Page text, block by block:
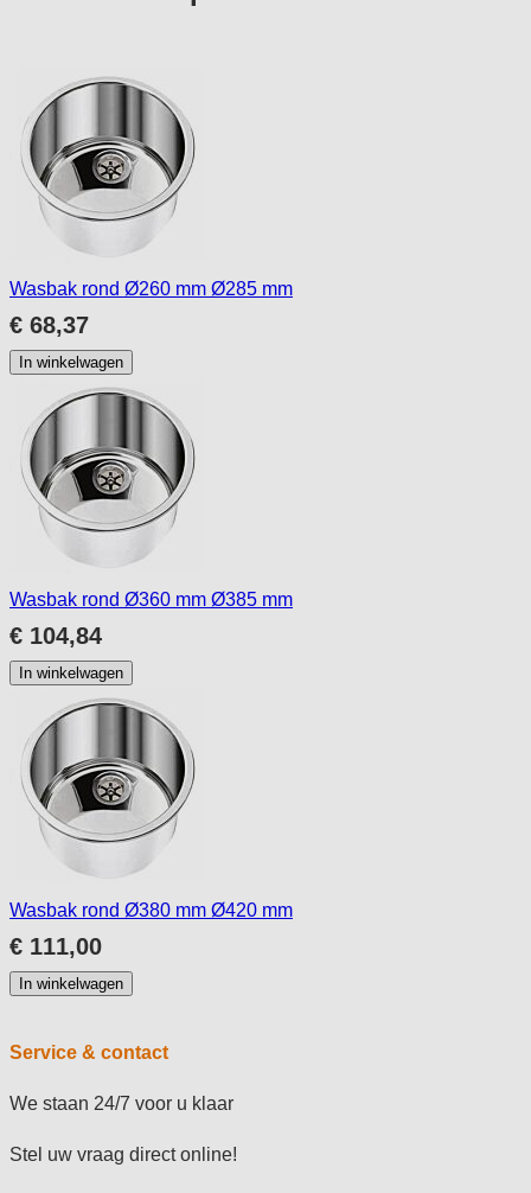
carousel
Wasbak rond Ø260 mm Ø285 mm
€ 68,37
In winkelwagen
Wasbak rond Ø360 mm Ø385 mm
€ 104,84
In winkelwagen
Wasbak rond Ø380 mm Ø420 mm
€ 111,00
In winkelwagen
Service & contact
We staan 24/7 voor u klaar
Stel uw vraag direct online!